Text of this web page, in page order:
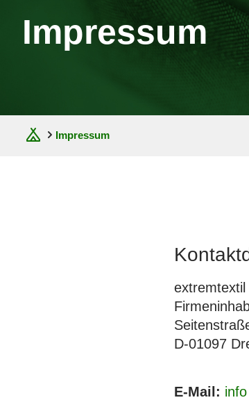
Impressum
Impressum
extremtextil
D-01097
E-Mail: